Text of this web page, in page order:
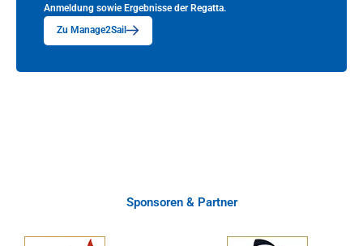
Anmeldung sowie Ergebnisse der Regatta.
Zu Manage2Sail
Sponsoren & Partner